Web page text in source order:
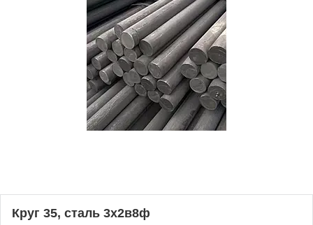
Круг 35, сталь 3х2в8ф